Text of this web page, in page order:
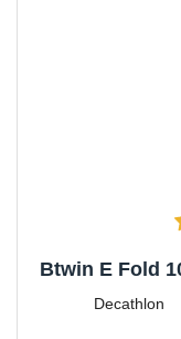
Btwin E Fold
Decathlon